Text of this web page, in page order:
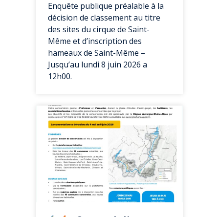
Enquête publique préalable à la
décision de classement au titre
des sites du cirque de Saint-
Même et d’inscription des
hameaux de Saint-Même –
Jusqu’au lundi 8 juin 2026 a
12h00.